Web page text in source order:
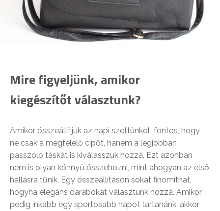
Mire figyeljünk, amikor
kiegészítőt választunk?
Amikor összeállítjuk az napi szettünket, fontos, hogy
ne csak a megfelelő cipőt, hanem a legjobban
passzoló táskát is kiválasszuk hozzá. Ezt azonban
nem is olyan könnyű összehozni, mint ahogyan az első
hallásra tűnik. Egy összeállításon sokat finomíthat,
hogyha elegáns darabokat választunk hozzá. Amikor
pedig inkább egy sportosabb napot tartanánk, akkor